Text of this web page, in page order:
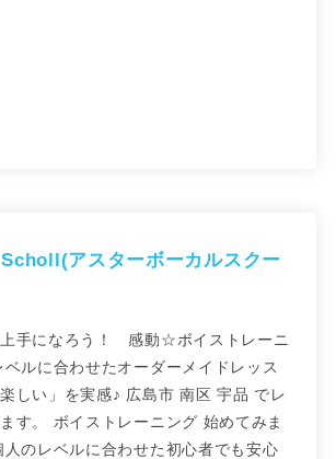
アスターボーカルスクー
上手になろう！ ​感動☆ボイストレーニ
ルに合わせたオーダーメイドレッス
しい」を実感♪ 広島市 南区 宇品 でレ
す。 ボイストレーニング 始めてみま
のレベルに合わせた初心者でも​安心